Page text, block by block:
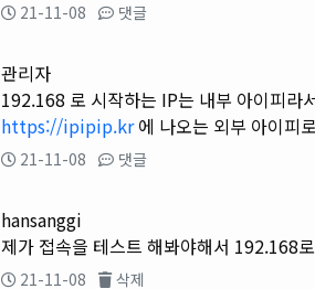
21-11-08 댓글
관리자
192.168 로 시작하는 IP는 내부 아이피라
https://ipipip.kr에 나오는 외부 아이피
21-11-08 댓글
hansanggi
제가 접속을 테스트 해봐야해서 192.168
21-11-08 삭제